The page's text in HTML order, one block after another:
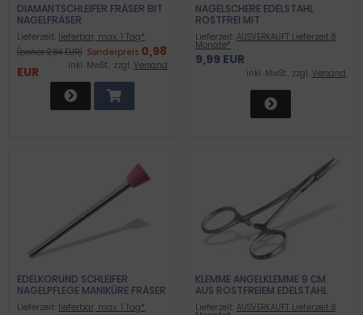
DIAMANTSCHLEIFER FRÄSER BIT
NAGELFRÄSER
Lieferzeit: lieferbar, max. 1 Tag*
(bisher 2,84 EUR) Sonderpreis 0,98
EUR
inkl .MwSt., zzgl. Versand
NAGELSCHERE EDELSTAHL
ROSTFREI MIT
MIKROVERZAHNUNG 9 CM
Lieferzeit: AUSVERKAUFT Lieferzeit 8
Monate*
9,99 EUR
inkl .MwSt., zzgl. Versand
EDELKORUND SCHLEIFER
NAGELPFLEGE MANIKÜRE FRÄSER
KONISCH 6 MM
Lieferzeit: lieferbar, max. 1 Tag*
KLEMME ANGELKLEMME 9 CM
AUS ROSTFREIEM EDELSTAHL
Lieferzeit: AUSVERKAUFT Lieferzeit 8